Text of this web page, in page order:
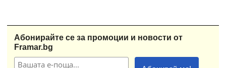
Абонирайте се за промоции и новости от
Framar.bg